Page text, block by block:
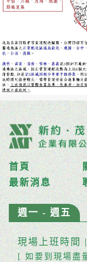
首頁
最新消息
週一 - 週五
現場上班時間
[ 如要到現場盡